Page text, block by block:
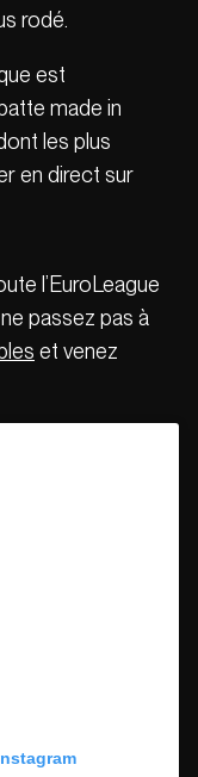
rodé.
est
made in
les plus
en direct sur
l’EuroLeague
passez pas à
et venez